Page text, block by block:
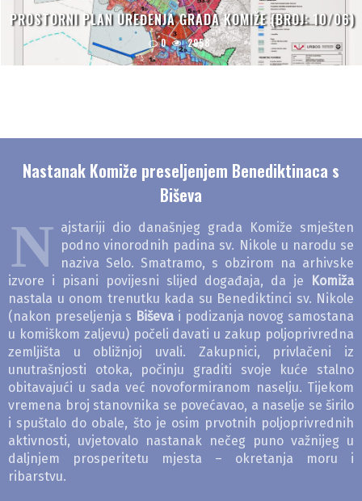
PROSTORNI PLAN UREĐENJA GRADA KOMIŽE (BROJ: 10/06)
0 2958
Nastanak Komiže preseljenjem Benediktinaca s
Biševa
N ajstariji dio današnjeg grada Komiže smješten
podno vinorodnih padina sv. Nikole u narodu se
naziva Selo. Smatramo, s obzirom na arhivske
izvore i pisani povijesni slijed događaja, da je
Komiža
nastala u onom trenutku kada su Benediktinci sv. Nikole
(nakon preseljenja s Biševa i podizanja novog samostana
u komiškom zaljevu) počeli davati u zakup poljoprivredna
zemljišta u obližnjoj uvali. Zakupnici, privlačeni iz
unutrašnjosti otoka, počinju graditi svoje kuće stalno
obitavajući u sada već novoformiranom naselju. Tijekom
vremena broj stanovnika se povećavao, a naselje se širilo
i spuštalo do obale, što je osim prvotnih poljoprivrednih
aktivnosti, uvjetovalo nastanak nečeg puno važnijeg u
daljnjem prosperitetu mjesta – okretanja moru i
ribarstvu.